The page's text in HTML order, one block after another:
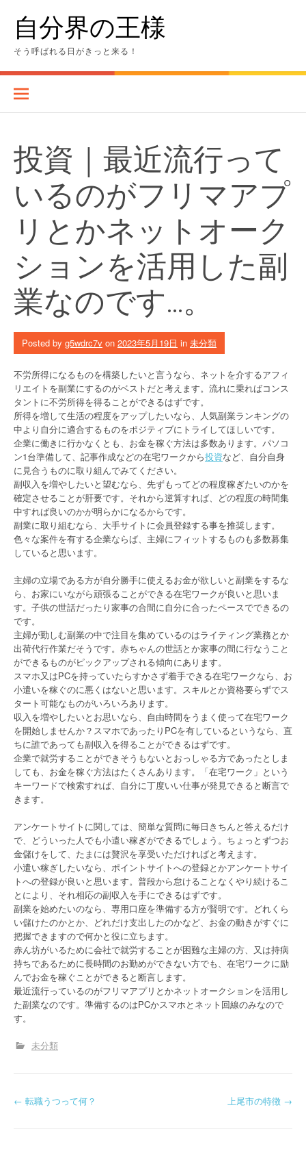
content自分界の王様
そう呼ばれる日がきっと来る！
投資｜最近流行って
いるのがフリマアプ
リとかネットオーク
ションを活用した副
業なのです…。
Posted by g5wdrc7v on 2023年5月19日 in 未分類
不労所得になるものを構築したいと言うなら、ネットを介するアフィ
リエイトを副業にするのがベストだと考えます。流れに乗ればコンス
タントに不労所得を得ることができるはずです。
所得を増して生活の程度をアップしたいなら、人気副業ランキングの
中より自分に適合するものをポジティブにトライしてほしいです。
企業に働きに行かなくとも、お金を稼ぐ方法は多数あります。パソコ
ン1台準備して、記事作成などの在宅ワークから投資など、自分自身
に見合うものに取り組んでみてください。
副収入を増やしたいと望むなら、先ずもってどの程度稼ぎたいのかを
確定させることが肝要です。それから逆算すれば、どの程度の時間集
中すれば良いのかが明らかになるからです。
副業に取り組むなら、大手サイトに会員登録する事を推奨します。
色々な案件を有する企業ならば、主婦にフィットするものも多数募集
していると思います。
主婦の立場である方が自分勝手に使えるお金が欲しいと副業をするな
ら、お家にいながら頑張ることができる在宅ワークが良いと思いま
す。子供の世話だったり家事の合間に自分に合ったペースでできるの
です。
主婦が勤しむ副業の中で注目を集めているのはライティング業務とか
出荷代行作業だそうです。赤ちゃんの世話とか家事の間に行なうこと
ができるものがピックアップされる傾向にあります。
スマホ又はPCを持っていたらすかさず着手できる在宅ワークなら、お
小遣いを稼ぐのに悪くはないと思います。スキルとか資格要らずでス
タート可能なものがいろいろあります。
収入を増やしたいとお思いなら、自由時間をうまく使って在宅ワーク
を開始しませんか？スマホであったりPCを有しているというなら、直
ちに誰であっても副収入を得ることができるはずです。
企業で就労することができそうもないとおっしゃる方であったとしま
しても、お金を稼ぐ方法はたくさんあります。「在宅ワーク」という
キーワードで検索すれば、自分に丁度いい仕事が発見できると断言で
きます。
アンケートサイトに関しては、簡単な質問に毎日きちんと答えるだけ
で、どういった人でも小遣い稼ぎができるでしょう。ちょっとずつお
金儲けをして、たまには贅沢を享受いただければと考えます。
小遣い稼ぎしたいなら、ポイントサイトへの登録とかアンケートサイ
トへの登録が良いと思います。普段から怠けることなくやり続けるこ
とにより、それ相応の副収入を手にできるはずです。
副業を始めたいのなら、専用口座を準備する方が賢明です。どれくら
い儲けたのかとか、どれだけ支出したのかなど、お金の動きがすぐに
把握できますので何かと役に立ちます。
赤ん坊がいるために会社で就労することが困難な主婦の方、又は持病
持ちであるために長時間のお勤めができない方でも、在宅ワークに励
んでお金を稼ぐことができると断言します。
最近流行っているのがフリマアプリとかネットオークションを活用し
た副業なのです。準備するのはPCかスマホとネット回線のみなので
す。
未分類
P
← 転職うつって何？ 上尾市の特徴 →